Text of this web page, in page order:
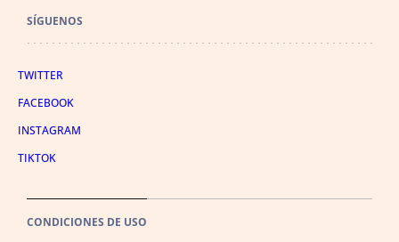
SÍGUENOS
TWITTER
FACEBOOK
INSTAGRAM
TIKTOK
CONDICIONES DE USO